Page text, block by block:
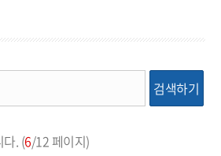
검색하기
. (6/12 페이지)